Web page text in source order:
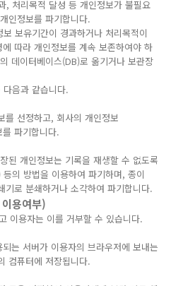
처리목적 달성 등 개인정보가 불필요
인정보를 파기합니다.
보유기간이 경과하거나 처리목적이
따라 개인정보를 계속 보존하여야 하
데이터베이스(DB)로 옮기거나 보관장
음과 같습니다.
를 선정하고, 회사의 개인정보
파기합니다.
된 개인정보는 기록을 재생할 수 없도록
의 방법을 이용하여 파기하며, 종이
기로 분쇄하거나 소각하여 파기합니다.
용여부)
이용자는 이를 거부할 수 있습니다.
는 서버가 이용자의 브라우저에 보내는
컴퓨터에 저장됩니다.